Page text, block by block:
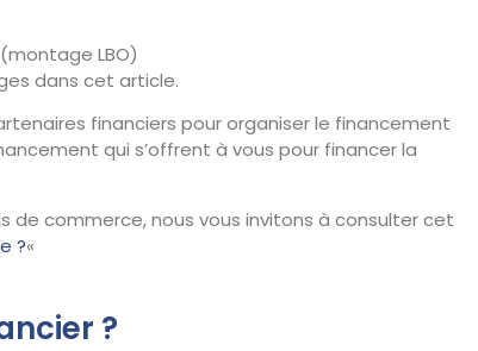
LBO)
dans cet article.
financiers pour organiser le financement
qui s’offrent à vous pour financer la
de commerce, nous vous invitons à consulter cet
?«
?